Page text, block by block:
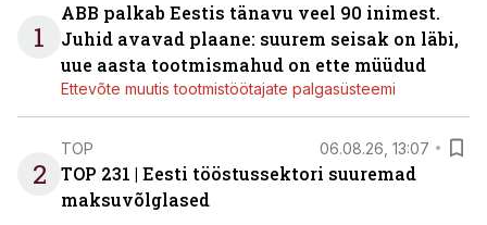
1
ABB palkab Eestis tänavu veel 90 inimest.
Juhid avavad plaane: suurem seisak on läbi,
uue aasta tootmismahud on ette müüdud
Ettevõte muutis tootmistöötajate palgasüsteemi
2
TOP 06.08.26, 13:07
TOP 231 | Eesti tööstussektori suuremad
maksuvõlglased